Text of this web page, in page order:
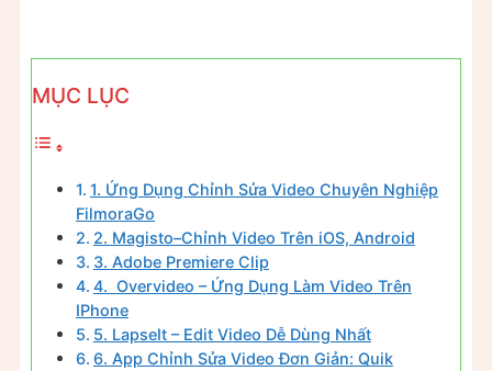
MỤC LỤC
1. Ứng Dụng Chỉnh Sửa Video Chuyên Nghiệp
FilmoraGo
2. Magisto–Chỉnh Video Trên iOS, Android
3. Adobe Premiere Clip
4. Overvideo – Ứng Dụng Làm Video Trên
IPhone
5. LapseIt – Edit Video Dễ Dùng Nhất
6. App Chỉnh Sửa Video Đơn Giản: Quik